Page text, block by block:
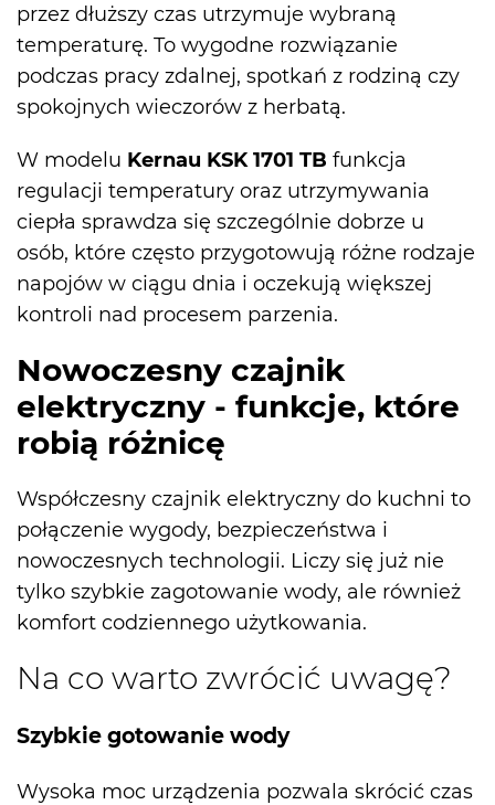
przez dłuższy czas utrzymuje wybraną
temperaturę. To wygodne rozwiązanie
podczas pracy zdalnej, spotkań z rodziną czy
spokojnych wieczorów z herbatą.
W modelu Kernau KSK 1701 TB funkcja
regulacji temperatury oraz utrzymywania
ciepła sprawdza się szczególnie dobrze u
osób, które często przygotowują różne rodzaje
napojów w ciągu dnia i oczekują większej
kontroli nad procesem parzenia.
Nowoczesny czajnik
elektryczny - funkcje, które
robią różnicę
Współczesny czajnik elektryczny do kuchni to
połączenie wygody, bezpieczeństwa i
nowoczesnych technologii. Liczy się już nie
tylko szybkie zagotowanie wody, ale również
komfort codziennego użytkowania.
Na co warto zwrócić uwagę?
Szybkie gotowanie wody
Wysoka moc urządzenia pozwala skrócić czas